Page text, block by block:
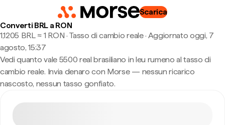
Scarica
Converti BRL a RON
1,1205 BRL ≈ 1 RON · Tasso di cambio reale· Aggiornato oggi, 7
agosto, 15:37
Vedi quanto vale 5500 real brasiliano in leu rumeno al tasso di
cambio reale. Invia denaro con Morse — nessun ricarico
nascosto, nessun tasso gonfiato.